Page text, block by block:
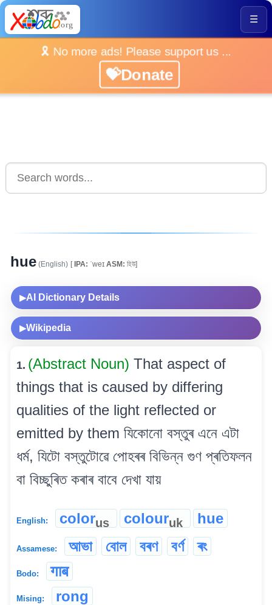
☰
🎗️ No more ads! Please support us ...
💝Donate
hue (English) [IPA: ˈweɪ ASM: হিউ]
▶AI Dictionary Details
▶Wikipedia
1. (Abstract Noun) That aspect of
things that is caused by differing
qualities of the light reflected or
emitted by them যিকোনো বস্তুৰ এনে এটা
ধৰ্ম, যিটো বস্তুটোৱে পোহৰৰ বিভিন্ন গুণ প্ৰতিফলন
বা বিচ্ছুৰিত কৰাৰ বাবে দেখা যায়
English: colorus colouruk hue
Assamese: আভা বোল বৰণ বৰ্ণ ৰং
Bodo: गाब
Mising: rong